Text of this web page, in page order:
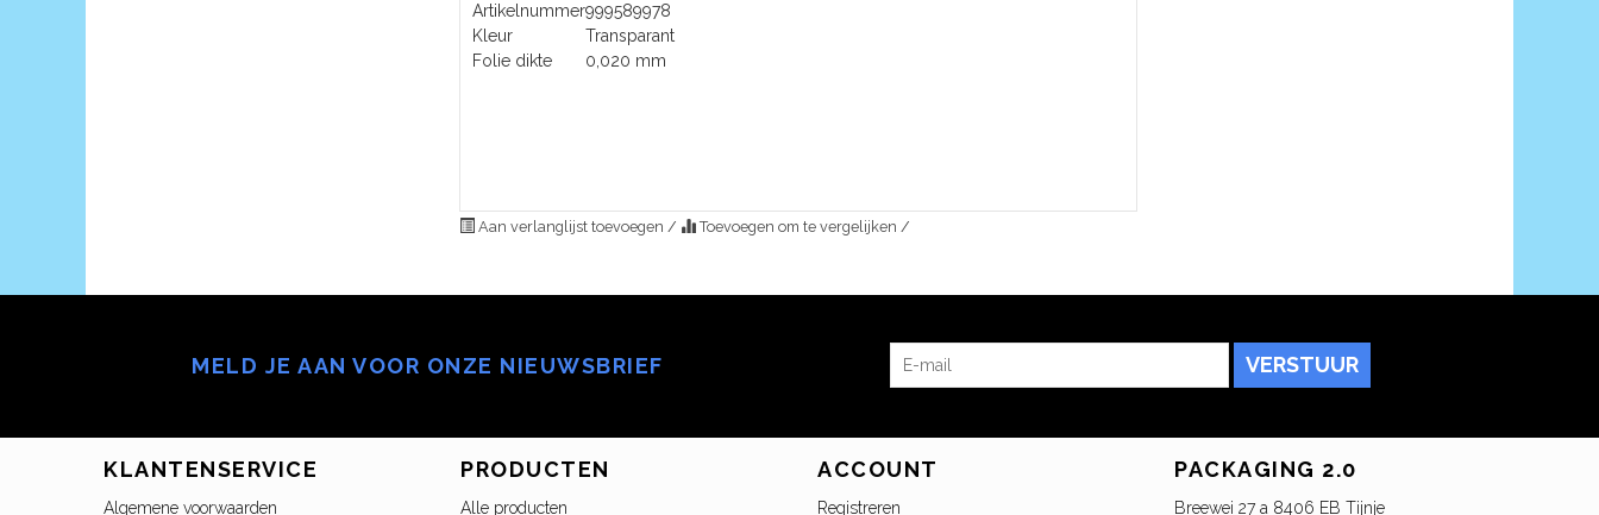
Artikelnummer999589978
Kleur
Transparant
Folie dikte
0,020 mm
Aan verlanglijst toevoegen / Toevoegen om te vergelijken /
MELD JE AAN VOOR ONZE NIEUWSBRIEF VERSTUUR
KLANTENSERVICE
Algemene voorwaarden
PRODUCTEN
Alle producten
ACCOUNT
Registreren
PACKAGING 2.0
Breewei 27 a 8406 EB Tijnje